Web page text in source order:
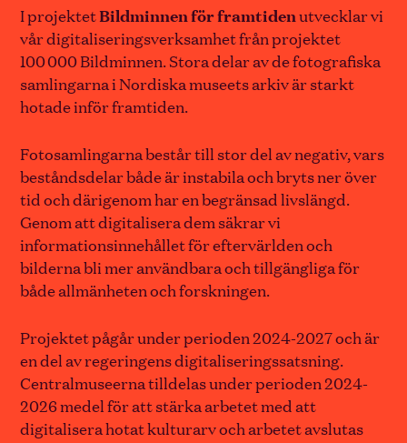
I projektetBildminnen för framtidenutvecklar vi
vår digitaliseringsverksamhet från projektet
100 000 Bildminnen. Stora delar av de fotografiska
samlingarna i Nordiska museets arkiv är starkt
hotade inför framtiden.
Fotosamlingarna består till stor del av negativ, vars
beståndsdelar både är instabila och bryts ner över
tid och därigenom har en begränsad livslängd.
Genom att digitalisera dem säkrar vi
informationsinnehållet för eftervärlden och
bilderna bli mer användbara och tillgängliga för
både allmänheten och forskningen.
Projektet pågår under perioden 2024-2027 och är
en del av regeringens digitaliseringssatsning.
Centralmuseerna tilldelas under perioden 2024-
2026 medel för att stärka arbetet med att
digitalisera hotat kulturarv och arbetet avslutas